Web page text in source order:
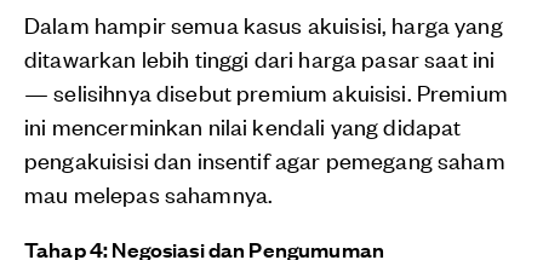
Dalam hampir semua kasus akuisisi, harga yang
ditawarkan lebih tinggi dari harga pasar saat ini
— selisihnya disebut premium akuisisi. Premium
ini mencerminkan nilai kendali yang didapat
pengakuisisi dan insentif agar pemegang saham
mau melepas sahamnya.
Tahap 4: Negosiasi dan Pengumuman